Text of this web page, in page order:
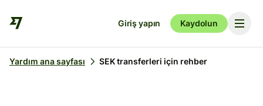
Giriş yapın Kaydolun
Yardım ana sayfası SEK transferleri için rehber